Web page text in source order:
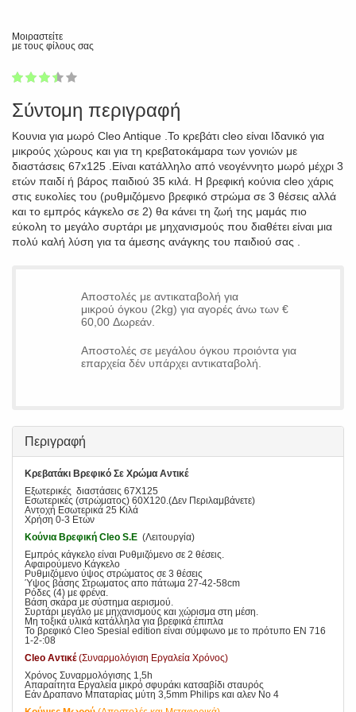
Μοιραστείτε
με τους φίλους σας
1
2
3
4
5
Σύντομη περιγραφή
Κουνια για μωρό Cleo Antique .Το κρεβάτι cleo είναι Ιδανικό για
μικρούς χώρους και για τη κρεβατοκάμαρα των γονιών με
διαστάσεις 67x125 .Είναι κατάλληλο από νεογέννητο μωρό μέχρι 3
ετών παιδί ή βάρος παιδιού 35 κιλά. Η βρεφική κούνια cleo χάρις
στις ευκολίες του (ρυθμιζόμενο βρεφικό στρώμα σε 3 θέσεις αλλά
και το εμπρός κάγκελο σε 2) θα κάνει τη ζωή της μαμάς πιο
εύκολη το μεγάλο συρτάρι με μηχανισμούς που διαθέτει είναι μια
πολύ καλή λύση για τα άμεσης ανάγκης του παιδιού σας .
Αποστολές με αντικαταβολή για
μικρού όγκου (2kg) για αγορές άνω των €
60,00 Δωρεάν.
Αποστολές σε μεγάλου όγκου προιόντα για
επαρχεία δέν υπάρχει αντικαταβολή.
Περιγραφή
Κρεβατάκι Βρεφικό Σε Χρώμα Αντικέ
Εξωτερικές διαστάσεις 67Χ125
Εσωτερικές (στρώματος) 60Χ120.(Δεν Περιλαμβάνετε)
Αντοχή Εσωτερικά 25 Κιλά
Χρήση 0-3 Ετών
Κούνια Βρεφική Cleo S.E (Λειτουργία)
Εμπρός κάγκελο είναι Ρυθμιζόμενο σε 2 θέσεις.
Αφαιρούμενο Κάγκελο
Ρυθμιζόμενο ύψος στρώματος σε 3 θέσεις
Ύψος βάσης Στρωματος απο πάτωμα 27-42-58cm
Ρόδες (4) με φρένα.
Βάση σκάρα με σύστημα αερισμού.
Συρτάρι μεγάλο με μηχανισμούς και χώρισμα στη μέση.
Μη τοξικά υλικά κατάλληλα για βρεφικά έπιπλα
Το βρεφικό Cleo Spesial edition είναι σύμφωνο με το πρότυπο ΕΝ 716
1-2-:08
Cleo Αντικέ(Συναρμολόγιση Εργαλεία Χρόνος)
Χρόνος Συναρμολόγισης 1,5h
Απαραίτητα Εργαλεία μικρό σφυράκι κατσαβίδι σταυρός
Εάν Δραπανο Μπαταρίας μύτη 3,5mm Philips και αλεν Νο 4